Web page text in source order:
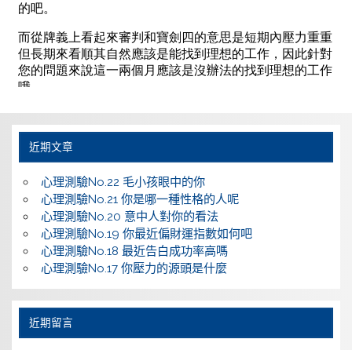
近期文章
心理測驗No.22 毛小孩眼中的你
心理測驗No.21 你是哪一種性格的人呢
心理測驗No.20 意中人對你的看法
心理測驗No.19 你最近偏財運指數如何吧
心理測驗No.18 最近告白成功率高嗎
心理測驗No.17 你壓力的源頭是什麼
近期留言